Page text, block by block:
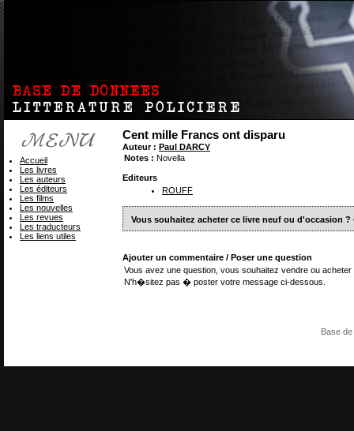
Cent mille Francs ont disparu
Auteur : Paul DARCY
Notes : Novella
Editeurs
ROUFF
Vous souhaitez acheter ce livre neuf ou d'occasion ?
Ajouter un commentaire / Poser une question
Vous avez une question, vous souhaitez vendre ou
N'h�sitez pas � poster votre message ci-dessous.
Accueil
Les livres
Les auteurs
Les éditeurs
Les films
Les nouvelles
Les revues
Les traducteurs
Les liens utiles
Base